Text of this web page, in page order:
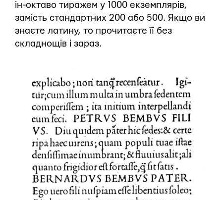
ін-октаво тиражем у 1000 екземплярів,
замість стандартних 200 або 500. Якщо ви
знаєте латину, то прочитаєте її без
складнощів і зараз.